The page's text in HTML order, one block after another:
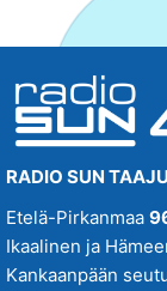
RADIO SUN
Etelä-Pirkanmaa
Ikaalinen ja
Kankaanpään